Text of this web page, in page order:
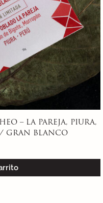
– LA PAREJA, PIURA,
GRAN BLANCO